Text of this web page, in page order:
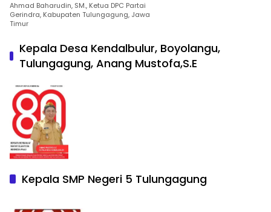
Ahmad Baharudin, SM., Ketua DPC Partai
Gerindra, Kabupaten Tulungagung, Jawa
Timur
Kepala Desa Kendalbulur, Boyolangu,
Tulungagung, Anang Mustofa,S.E
Kepala SMP Negeri 5 Tulungagung